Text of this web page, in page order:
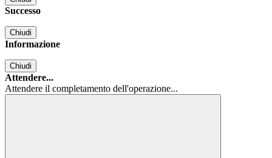
Successo
Chiudi
Informazione
Chiudi
Attendere...
Attendere il completamento dell'operazione...